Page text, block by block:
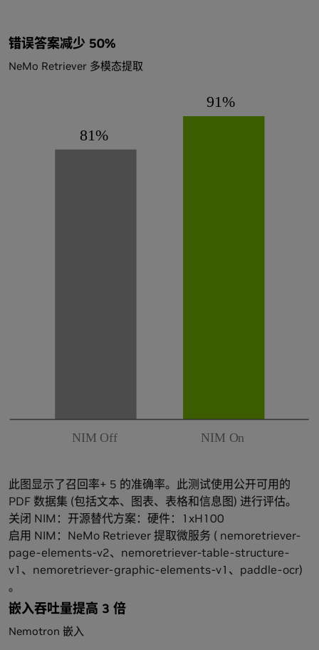
错误答案减少 50%
NeMo Retriever 多模态提取
此图显示了召回率+ 5 的准确率。此测试使用公开可用的
PDF 数据集 (包括文本、图表、表格和信息图) 进行评估。
关闭 NIM：开源替代方案：硬件：1xH100
启用 NIM：NeMo Retriever 提取微服务 ( nemoretriever-
page-elements-v2、nemoretriever-table-structure-
v1、nemoretriever-graphic-elements-v1、paddle-ocr)
。
嵌入吞吐量提高 3 倍
Nemotron 嵌入